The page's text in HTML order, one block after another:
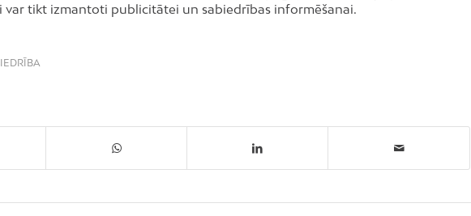
tikt izmantoti publicitātei un sabiedrības informēšanai.